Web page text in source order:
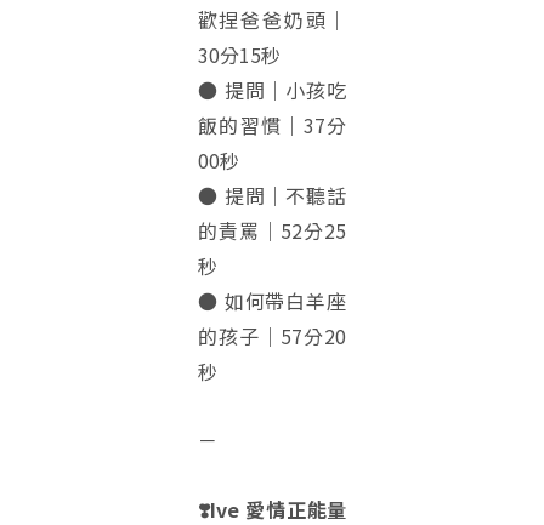
歡捏爸爸奶頭｜
30分15秒
● 提問｜小孩吃
飯的習慣｜37分
00秒
● 提問｜不聽話
的責罵｜52分25
秒
● 如何帶白羊座
的孩子｜57分20
秒
－
❣️Ive 愛情正能量